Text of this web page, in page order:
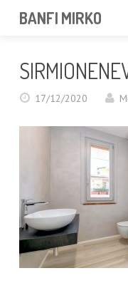
BANFI MIRKO
NEWS
CONTATTAMI
17/12/2020